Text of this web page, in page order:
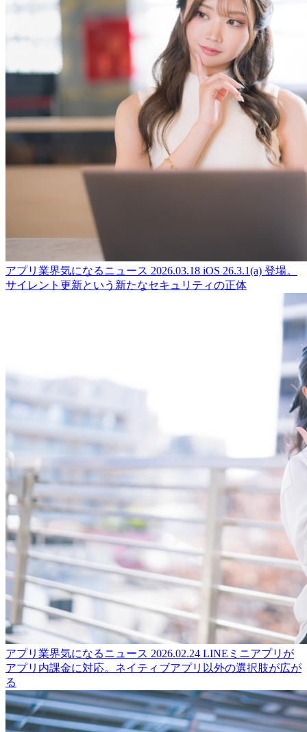
アプリ業界気になるニュース 2026.03.18 iOS 26.3.1(a) 登場。
サイレント更新という新たなセキュリティの正体
アプリ業界気になるニュース 2026.02.24 LINEミニアプリが
アプリ内課金に対応。ネイティブアプリ以外の選択肢が広が
る